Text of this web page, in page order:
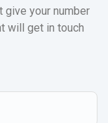
give your number
will get in touch